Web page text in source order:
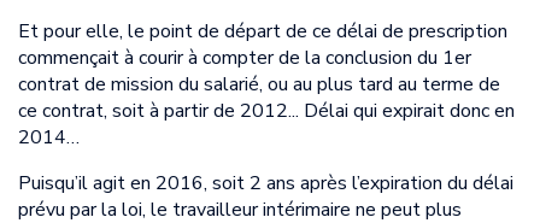
Et pour elle, le point de départ de ce délai de prescription
commençait à courir à compter de la conclusion du 1er
contrat de mission du salarié, ou au plus tard au terme de
ce contrat, soit à partir de 2012... Délai qui expirait donc en
2014…
Puisqu’il agit en 2016, soit 2 ans après l’expiration du délai
prévu par la loi, le travailleur intérimaire ne peut plus